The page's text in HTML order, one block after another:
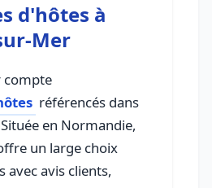
d'hôtes à
Mer
compte
référencés dans
en Normandie,
un large choix
avec avis clients,